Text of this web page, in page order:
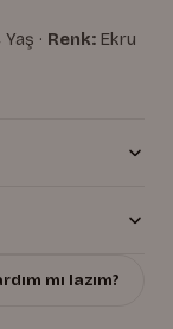
· Renk: Ekru
mı lazım?